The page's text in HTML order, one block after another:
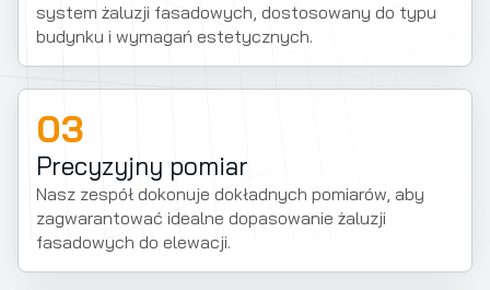
system żaluzji fasadowych, dostosowany do typu
budynku i wymagań estetycznych.
03
Precyzyjny pomiar
Nasz zespół dokonuje dokładnych pomiarów, aby
zagwarantować idealne dopasowanie żaluzji
fasadowych do elewacji.